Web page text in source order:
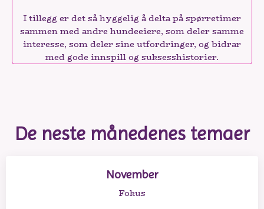
I tillegg er det så hyggelig å delta på spørretimer
sammen med andre hundeeiere, som deler samme
interesse, som deler sine utfordringer, og bidrar
med gode innspill og suksesshistorier.
De neste månedenes temaer
November
Fokus